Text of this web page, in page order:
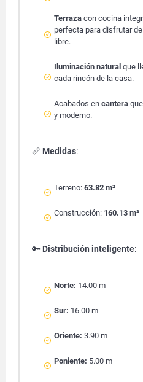
Terraza con cocina
perfecta para disfrutar
libre.
Iluminación natural que
cada rincón de la casa.
Acabados en cantera
y moderno.
📏 Medidas:
Terreno: 63.82 m²
Construcción: 160.13 m²
🔑 Distribución inteligente:
Norte: 14.00 m
Sur: 16.00 m
Oriente: 3.90 m
Poniente: 5.00 m